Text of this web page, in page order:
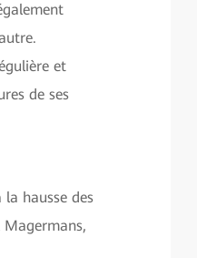
et
de ses
hausse des
Magermans,